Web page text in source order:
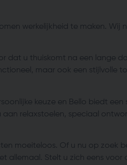
werkelijkheid te maken. Wij
dat u thuiskomt na een lange
maar ook een stijlvolle
keuze en Bello biedt
relaxstoelen, speciaal
moeiteloos. Of u nu op zoek
allemaal. Stelt u zich eens voor